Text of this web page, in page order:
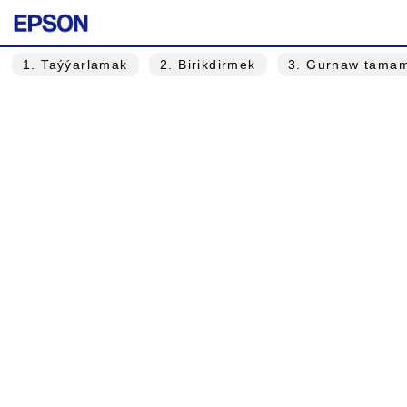
1 . Taýýarlamak 2 . Birikdirmek 3 . Gurnaw